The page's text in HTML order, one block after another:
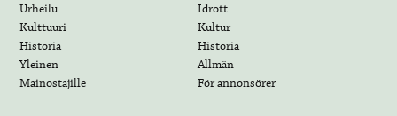
Urheilu
Idrott
Kulttuuri
Kultur
Historia
Historia
Yleinen
Allmän
Mainostajille
För annonsörer